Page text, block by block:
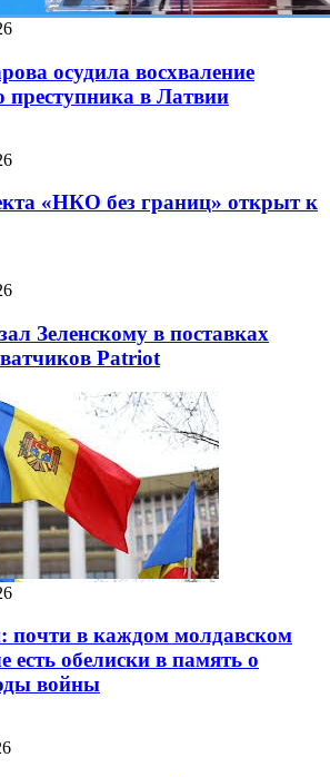
осудила восхваление
преступника в Латвии
«НКО без границ» открыт к
Зеленскому в поставках
Patriot
почти в каждом молдавском
есть обелиски в память о
войны